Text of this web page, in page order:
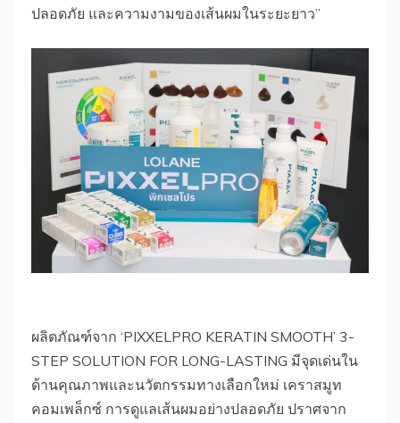
ปลอดภัย และความงามของเส้นผมในระยะยาว”
ผลิตภัณฑ์จาก ‘PIXXELPRO KERATIN SMOOTH’ 3-
STEP SOLUTION FOR LONG-LASTING มีจุดเด่นใน
ด้านคุณภาพและนวัตกรรมทางเลือกใหม่ เคราสมูท
คอมเพล็กซ์ การดูแลเส้นผมอย่างปลอดภัย ปราศจาก